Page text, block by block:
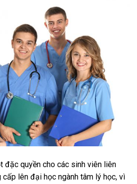
đặc quyền cho các sinh viên liên
lên đại học ngành tâm lý học, vì